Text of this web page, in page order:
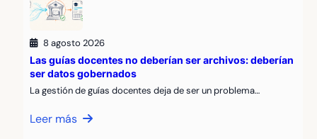
8 agosto 2026
Las guías docentes no deberían ser archivos: deberían
ser datos gobernados
La gestión de guías docentes deja de ser un problema…
Leer más